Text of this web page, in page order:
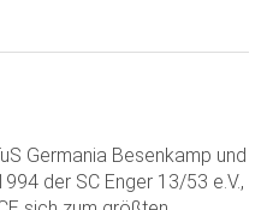
Germania Besenkamp und
der SC Enger 13/53 e.V.,